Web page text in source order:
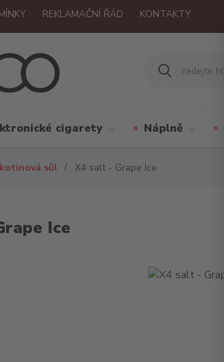
REKLAMAČNÍ ŘÁD KONTAKTY
cigarety Náplně
sůl X4 salt - Grape Ice
Ice